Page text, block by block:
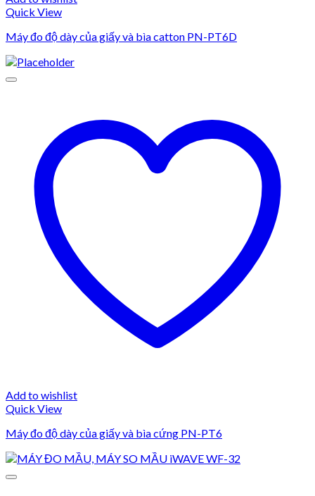
Quick View
Máy đo độ dày của giấy và bìa catton PN-PT6D
Add to wishlist
Quick View
Máy đo độ dày của giấy và bìa cứng PN-PT6